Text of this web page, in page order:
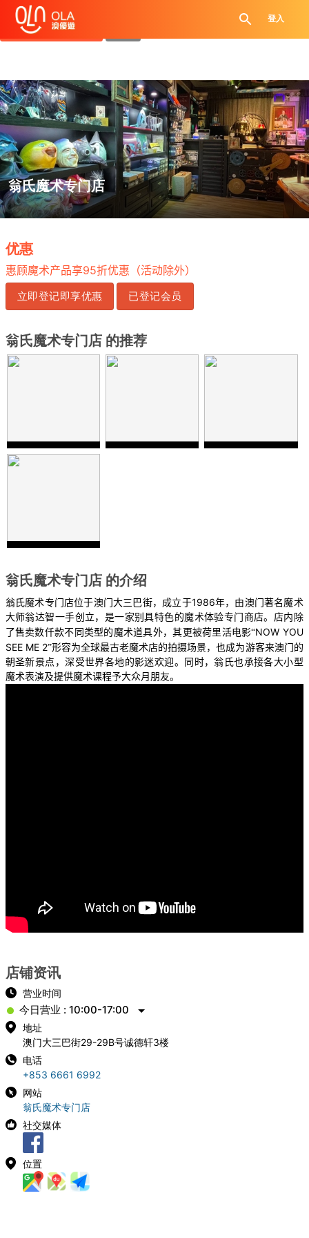
登入
领取每日优惠券
查看`我的优惠记录`
翁氏魔术专门店
.
优惠
惠顾魔术产品享95折优惠（活动除外）
立即登记即享优惠 已登记会员
翁氏魔术专门店 的推荐
翁氏魔术专门店 的介绍
翁氏魔术专门店位于澳门大三巴街，成立于1986年，由澳门著名魔术
大师翁达智一手创立，是一家别具特色的魔术体验专门商店。店内除
了售卖数仟款不同类型的魔术道具外，其更被荷里活电影“NOW YOU
SEE ME 2”形容为全球最古老魔术店的拍摄场景，也成为游客来澳门的
朝圣新景点，深受世界各地的影迷欢迎。同时，翁氏也承接各大小型
魔术表演及提供魔术课程予大众月朋友。
店铺资讯
营业时间
今日营业 : 10:00-17:00
地址
澳门大三巴街29-29B号诚德轩3楼
电话
+853 6661 6992
网站
翁氏魔术专门店
社交媒体
位置